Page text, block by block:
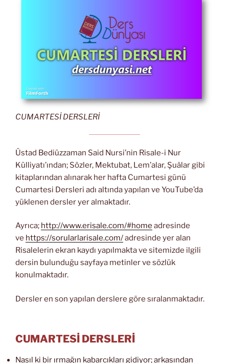
CUMARTESİ DERSLERİ
Üstad Bediüzzaman Said Nursi’nin Risale-i Nur
Külliyatı’ından; Sözler, Mektubat, Lem’alar, Şuâlar gibi
kitaplarından alınarak her hafta Cumartesi günü
Cumartesi Dersleri adı altında yapılan ve YouTube’da
yüklenen dersler yer almaktadır.
Ayrıca; http://www.erisale.com/#home adresinde
ve https://sorularlarisale.com/adresinde yer alan
Risalelerin ekran kaydı yapılmakta ve sitemizde ilgili
dersin bulunduğu sayfaya metinler ve sözlük
konulmaktadır.
Dersler en son yapılan derslere göre sıralanmaktadır.
CUMARTESİ DERSLERİ
Nasıl ki bir ırmağın kabarcıkları gidiyor; arkasından